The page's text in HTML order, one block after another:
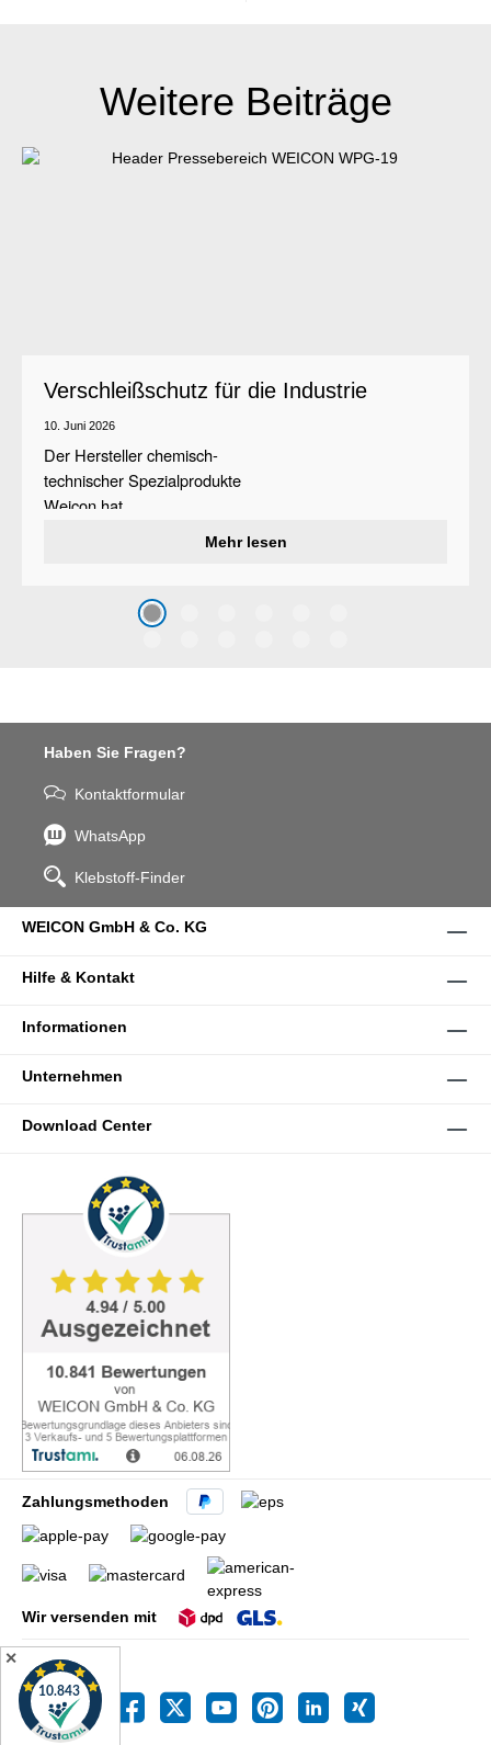
Weitere Beiträge
Verschleißschutz für die Industrie
10. Juni 2026
Der Hersteller chemisch-
technischer Spezialprodukte
Weicon hat
entwickelt, das Oberflächen
schützt, der durch den Aufprall
grober Partikel verursacht wird
Mehr lesen
Haben Sie Fragen?
Kontaktformular
WhatsApp
Klebstoff-Finder
WEICON GmbH & Co. KG
Hilfe & Kontakt
Informationen
Unternehmen
Download Center
Zahlungsmethoden
Wir versenden mit
✕